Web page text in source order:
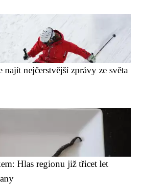
nejčerstvější zprávy ze světa
Hlas regionu již třicet let